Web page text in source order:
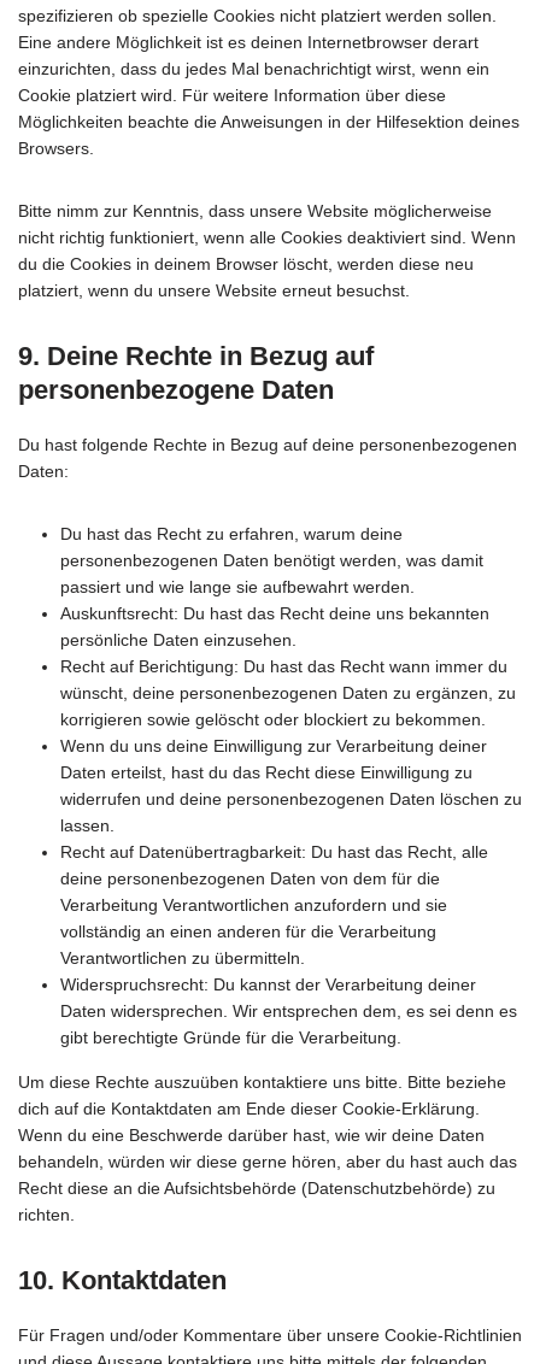
spezifizieren ob spezielle Cookies nicht platziert werden sollen.
Eine andere Möglichkeit ist es deinen Internetbrowser derart
einzurichten, dass du jedes Mal benachrichtigt wirst, wenn ein
Cookie platziert wird. Für weitere Information über diese
Möglichkeiten beachte die Anweisungen in der Hilfesektion deines
Browsers.
Bitte nimm zur Kenntnis, dass unsere Website möglicherweise
nicht richtig funktioniert, wenn alle Cookies deaktiviert sind. Wenn
du die Cookies in deinem Browser löscht, werden diese neu
platziert, wenn du unsere Website erneut besuchst.
9. Deine Rechte in Bezug auf
personenbezogene Daten
Du hast folgende Rechte in Bezug auf deine personenbezogenen
Daten:
Du hast das Recht zu erfahren, warum deine
personenbezogenen Daten benötigt werden, was damit
passiert und wie lange sie aufbewahrt werden.
Auskunftsrecht: Du hast das Recht deine uns bekannten
persönliche Daten einzusehen.
Recht auf Berichtigung: Du hast das Recht wann immer du
wünscht, deine personenbezogenen Daten zu ergänzen, zu
korrigieren sowie gelöscht oder blockiert zu bekommen.
Wenn du uns deine Einwilligung zur Verarbeitung deiner
Daten erteilst, hast du das Recht diese Einwilligung zu
widerrufen und deine personenbezogenen Daten löschen zu
lassen.
Recht auf Datenübertragbarkeit: Du hast das Recht, alle
deine personenbezogenen Daten von dem für die
Verarbeitung Verantwortlichen anzufordern und sie
vollständig an einen anderen für die Verarbeitung
Verantwortlichen zu übermitteln.
Widerspruchsrecht: Du kannst der Verarbeitung deiner
Daten widersprechen. Wir entsprechen dem, es sei denn es
gibt berechtigte Gründe für die Verarbeitung.
Um diese Rechte auszuüben kontaktiere uns bitte. Bitte beziehe
dich auf die Kontaktdaten am Ende dieser Cookie-Erklärung.
Wenn du eine Beschwerde darüber hast, wie wir deine Daten
behandeln, würden wir diese gerne hören, aber du hast auch das
Recht diese an die Aufsichtsbehörde (Datenschutzbehörde) zu
richten.
10. Kontaktdaten
Für Fragen und/oder Kommentare über unsere Cookie-Richtlinien